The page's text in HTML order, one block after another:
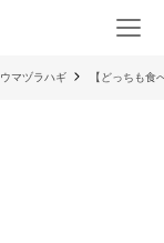
ウマヅラハギ 【どっちも食